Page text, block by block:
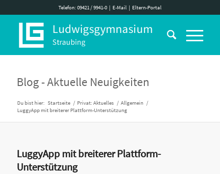
Telefon: 09421 / 9941-0| E-Mail| Eltern-Portal
Blog - Aktuelle Neuigkeiten
Du bist hier: Startseite / Privat: Aktuelles / Allgemein /
LuggyApp mit breiterer Plattform-Unterstützung
LuggyApp mit breiterer Plattform-
Unterstützung